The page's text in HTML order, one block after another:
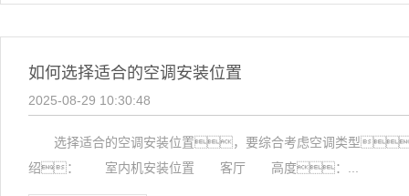
如何选择适合的空调安装位置
2025-08-29 10:30:48
选择适合的空调安装位置，要综合考虑空调类型
绍： 室内机安装位置 客厅 高度：...